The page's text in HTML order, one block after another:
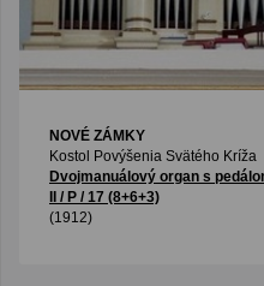
NOVÉ ZÁMKY
Kostol Povýšenia Svätého Kríža
Dvojmanuálový organ s
II / P / 17 (8+6+3)
(1912)